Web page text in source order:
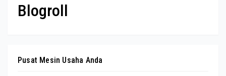
Blogroll
Pusat Mesin Usaha Anda